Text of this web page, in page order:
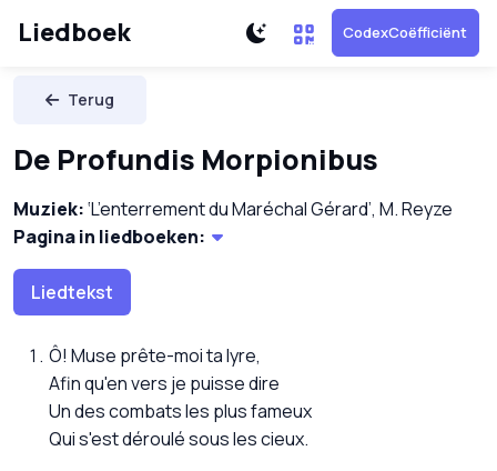
Liedboek CodexCoëfficiënt
Terug
De Profundis Morpionibus
Muziek:‘L’enterrement du Maréchal Gérard’, M. Reyze
Pagina in liedboeken:
Liedtekst
Ô! Muse prête-moi ta lyre,
Afin qu'en vers je puisse dire
Un des combats les plus fameux
Qui s'est déroulé sous les cieux.